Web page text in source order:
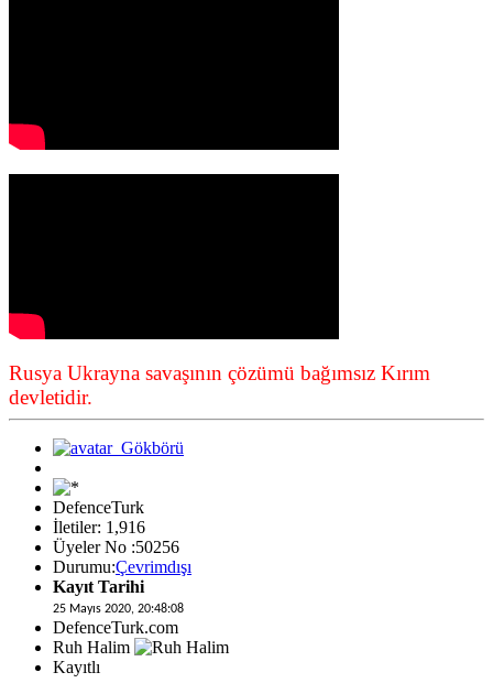
Rusya Ukrayna savaşının çözümü bağımsız Kırım
devletidir.
DefenceTurk
İletiler: 1,916
Üyeler No :50256
Durumu:Çevrimdışı
Kayıt Tarihi
25 Mayıs 2020, 20:48:08
DefenceTurk.com
Ruh Halim
Kayıtlı